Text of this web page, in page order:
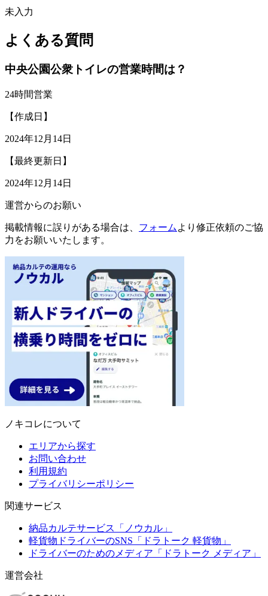
未入力
よくある質問
中央公園公衆トイレの営業時間は？
24時間営業
【作成日】
2024年12月14日
【最終更新日】
2024年12月14日
運営からのお願い
掲載情報に誤りがある場合は、 フォーム より修正依頼のご協
力をお願いいたします。
ノキコレについて
エリアから探す
お問い合わせ
利用規約
プライバリシーポリシー
関連サービス
納品カルテサービス「ノウカル」
軽貨物ドライバーのSNS「ドラトーク 軽貨物」
ドライバーのためのメディア「ドラトーク メディア」
運営会社